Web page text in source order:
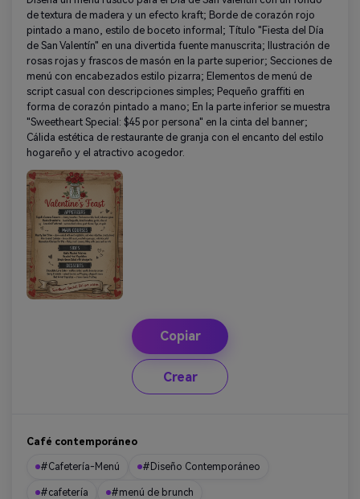
de textura de madera y un efecto kraft; Borde de corazón rojo
pintado a mano, estilo de boceto informal; Título "Fiesta del Día
de San Valentín" en una divertida fuente manuscrita; Ilustración de
rosas rojas y frascos de masón en la parte superior; Secciones de
menú con encabezados estilo pizarra; Elementos de menú de
script casual con descripciones simples; Pequeño graffiti en
forma de corazón pintado a mano; En la parte inferior se muestra
"Sweetheart Special: $45 por persona" en la cinta del banner;
Cálida estética de restaurante de granja con el encanto del estilo
hogareño y el atractivo acogedor.
Copiar
Crear
Café contemporáneo
#Cafetería-Menú #Diseño Contemporáneo
#cafetería #menú de brunch